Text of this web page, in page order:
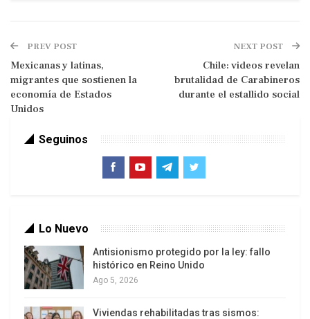
“Los próximos días en Gaza van a ser críticos.
Hoy la gente no sobrevive en Gaza, los que no
están siendo asesinados con bombas y balas
están muriendo lentamente”, afirmó Jonathan
PREV POST
Mexicanas y latinas,
migrantes que sostienen la
economía de Estados
Unidos
NEXT POST
Chile: videos revelan
brutalidad de Carabineros
durante el estallido social
Seguinos
Lo Nuevo
Antisionismo protegido por la ley: fallo
histórico en Reino Unido
Ago 5, 2026
Viviendas rehabilitadas tras sismos: